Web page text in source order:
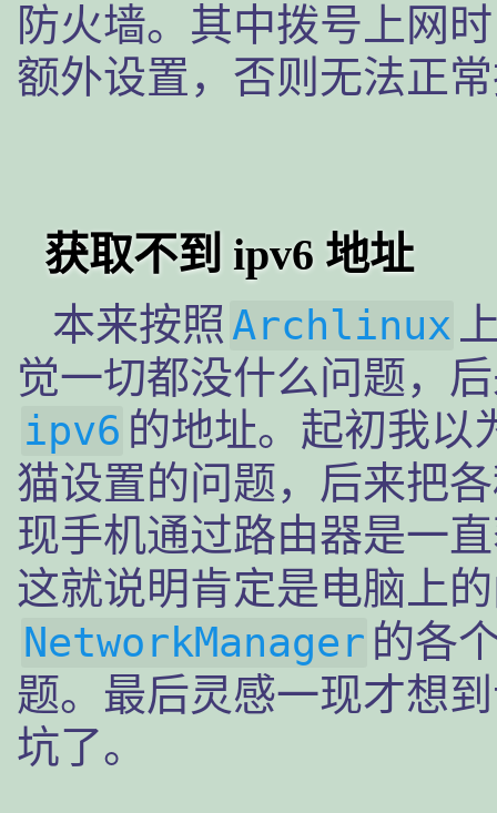
防火墙。其中拨号上网
额外设置，否则无法正
获取不到 ipv6 地址
本来按照 Archlinux
觉一切都没什么问题，
ipv6 的地址。起初我以
猫设置的问题，后来把
现手机通过路由器是一
这就说明肯定是电脑上
NetworkManager 的各
题。最后灵感一现才想
坑了。